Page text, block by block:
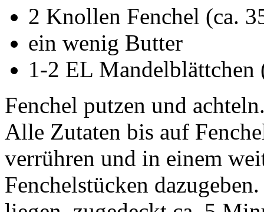
2 Knollen Fenchel (ca.
ein wenig Butter
1-2 EL
Fenchel putzen und
Alle Zutaten bis auf
verrühren und in einem
Fenchelstücken